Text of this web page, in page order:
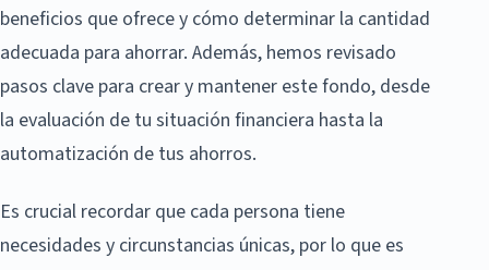
beneficios que ofrece y cómo determinar la cantidad
adecuada para ahorrar. Además, hemos revisado
pasos clave para crear y mantener este fondo, desde
la evaluación de tu situación financiera hasta la
automatización de tus ahorros.
Es crucial recordar que cada persona tiene
necesidades y circunstancias únicas, por lo que es